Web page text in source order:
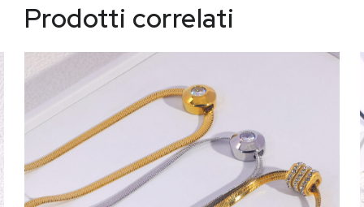
Prodotti correlati